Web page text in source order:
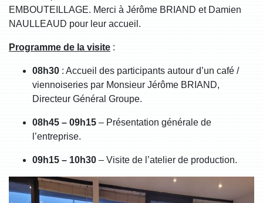
EMBOUTEILLAGE. Merci à Jérôme BRIAND et Damien
NAULLEAUD pour leur accueil.
Programme de la visite :
08h30 : Accueil des participants autour d’un café /
viennoiseries par Monsieur Jérôme BRIAND,
Directeur Général Groupe.
08h45 – 09h15 – Présentation générale de
l’entreprise.
09h15 – 10h30 – Visite de l’atelier de production.